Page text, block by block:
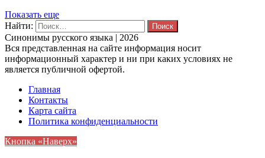
Показать еще
Найти:
Синонимы русского языка | 2026
Вся представленная на сайте информация носит
информационный характер и ни при каких условиях не
является публичной офертой.
Главная
Контакты
Карта сайта
Политика конфиденциальности
Кнопка «Наверх»